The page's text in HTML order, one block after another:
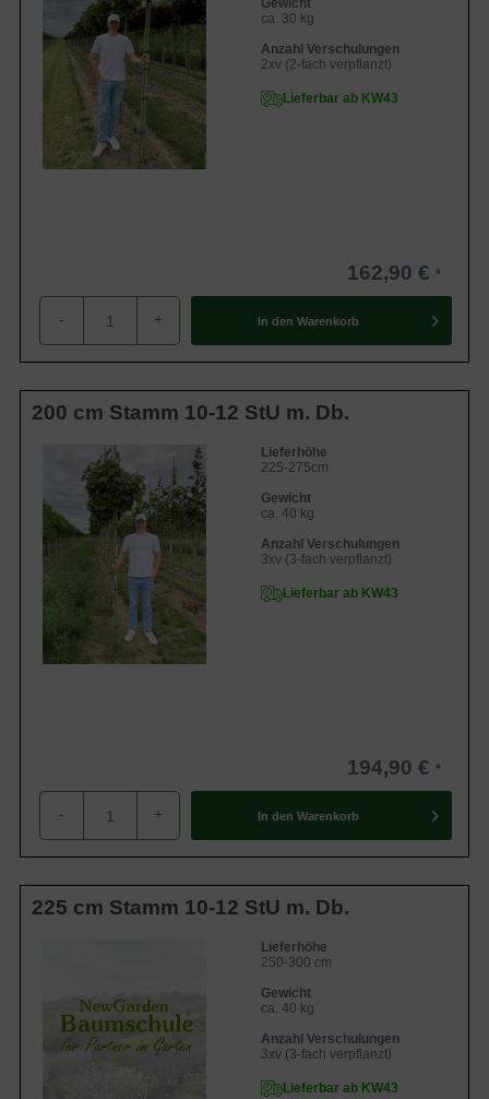
Gewicht
ca. 30 kg
Anzahl Verschulungen
2xv (2-fach verpflanzt)
Lieferbar ab KW43
162,90 €
- + In den Warenkorb
200 cm Stamm 10-12 StU m. Db.
Lieferhöhe
225-275cm
Gewicht
ca. 40 kg
Anzahl Verschulungen
3xv (3-fach verpflanzt)
Lieferbar ab KW43
194,90 €
- + In den Warenkorb
225 cm Stamm 10-12 StU m. Db.
Lieferhöhe
250-300 cm
Gewicht
ca. 40 kg
Anzahl Verschulungen
3xv (3-fach verpflanzt)
Lieferbar ab KW43